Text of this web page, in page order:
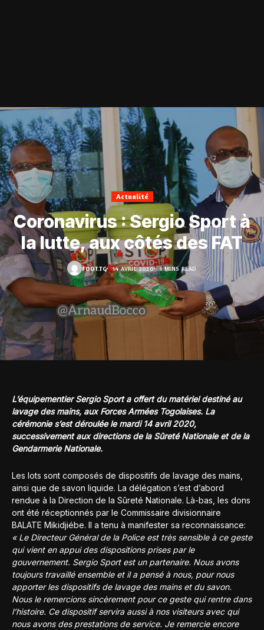
Actualité
Coronavirus : Sergio Sport à
la lutte, aux côtés des FAT
FOOT.TG 14 AVRIL 2020 1 MINS READ
L’équipementier Sergio Sport a offert du matériel destiné au
lavage des mains, aux Forces Armées Togolaises. La
cérémonie s’est déroulée le mardi 14 avril 2020,
successivement aux directions de la Sûreté Nationale et de la
Gendarmerie Nationale.
Les lots sont composés de dispositifs de lavage des mains,
ainsi que de savon liquide. La délégation s’est d’abord
rendue à la Direction de la Sûreté Nationale. Là-bas, les dons
ont été réceptionnés par le Commissaire divisionnaire
BALATE Mikidjiébe. Il a tenu à manifester sa reconnaissance:
« Le Directeur Général de la Police est très sensible à ce geste
qui vient en appui des dispositions prises par le
gouvernement. Sergio Sport est un partenaire. Nous avons
toujours travaillé ensemble et il a pensé à nous, pour nous
apporter les dispositifs de lavage des mains et du savon.
Nous le remercions sincèrement pour ce geste qui rentre dans
l’histoire. Ce dispositif servira aussi à nos visiteurs avec qui
nous avons des prestations de service. Je remercie encore